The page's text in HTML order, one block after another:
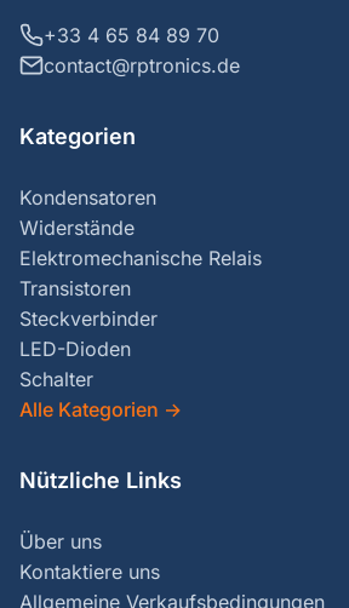
+33 4 65 84 89 70
contact@rptronics.de
Kategorien
Kondensatoren
Widerstände
Elektromechanische Relais
Transistoren
Steckverbinder
LED-Dioden
Schalter
Alle Kategorien →
Nützliche Links
Über uns
Kontaktiere uns
Allgemeine Verkaufsbedingungen